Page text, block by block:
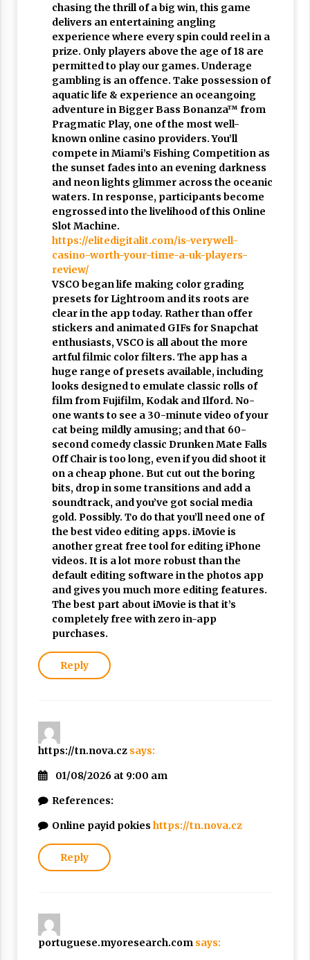
chasing the thrill of a big win‚ this game
delivers an entertaining angling
experience where every spin could reel in a
prize. Only players above the age of 18 are
permitted to play our games. Underage
gambling is an offence. Take possession of
aquatic life & experience an oceangoing
adventure in Bigger Bass Bonanza™ from
Pragmatic Play, one of the most well-
known online casino providers. You’ll
compete in Miami’s Fishing Competition as
the sunset fades into an evening darkness
and neon lights glimmer across the oceanic
waters. In response, participants become
engrossed into the livelihood of this Online
Slot Machine.
https://elitedigitalit.com/is-verywell-
casino-worth-your-time-a-uk-players-
review/
VSCO began life making color grading
presets for Lightroom and its roots are
clear in the app today. Rather than offer
stickers and animated GIFs for Snapchat
enthusiasts, VSCO is all about the more
artful filmic color filters. The app has a
huge range of presets available, including
looks designed to emulate classic rolls of
film from Fujifilm, Kodak and Ilford. No-
one wants to see a 30-minute video of your
cat being mildly amusing; and that 60-
second comedy classic Drunken Mate Falls
Off Chair is too long, even if you did shoot it
on a cheap phone. But cut out the boring
bits, drop in some transitions and add a
soundtrack, and you’ve got social media
gold. Possibly. To do that you’ll need one of
the best video editing apps. iMovie is
another great free tool for editing iPhone
videos. It is a lot more robust than the
default editing software in the photos app
and gives you much more editing features.
The best part about iMovie is that it’s
completely free with zero in-app
purchases.
Reply
https://tn.nova.cz says:
01/08/2026 at 9:00 am
References:
Online payid pokies https://tn.nova.cz
Reply
portuguese.myoresearch.com says: